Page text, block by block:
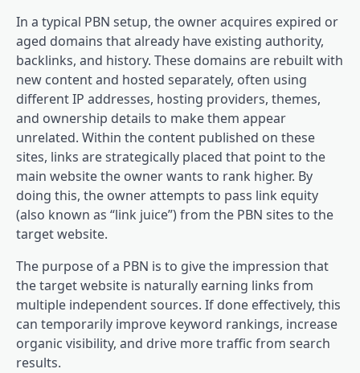
In a typical PBN setup, the owner acquires expired or
aged domains that already have existing authority,
backlinks, and history. These domains are rebuilt with
new content and hosted separately, often using
different IP addresses, hosting providers, themes,
and ownership details to make them appear
unrelated. Within the content published on these
sites, links are strategically placed that point to the
main website the owner wants to rank higher. By
doing this, the owner attempts to pass link equity
(also known as “link juice”) from the PBN sites to the
target website.
The purpose of a PBN is to give the impression that
the target website is naturally earning links from
multiple independent sources. If done effectively, this
can temporarily improve keyword rankings, increase
organic visibility, and drive more traffic from search
results.